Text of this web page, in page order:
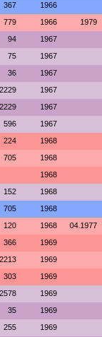
367 1966
779 1966 1979
94 1967
75 1967
36 1967
2229 1967
2229 1967
596 1967
224 1968
705 1968
1968
152 1968
705 1968
120 1968 04.1977
366 1969
2213 1969
303 1969
2578 1969
35 1969
255 1969